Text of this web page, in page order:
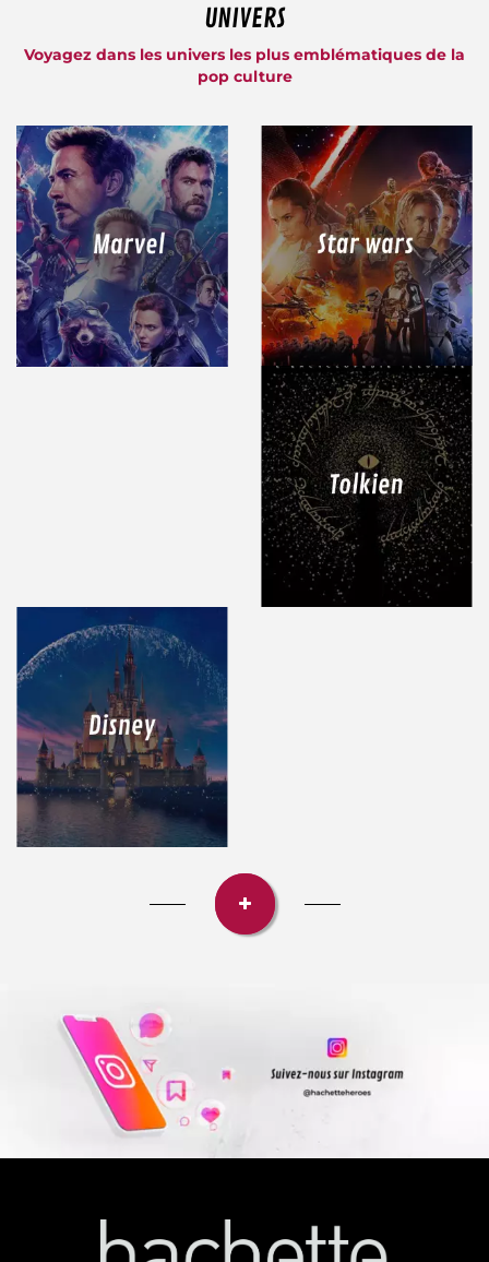
UNIVERS
Voyagez dans les univers les plus emblématiques de la
pop culture